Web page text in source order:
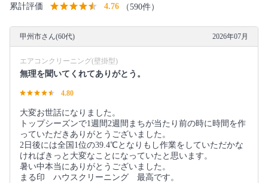
累計評価 4.76 （590件）
甲州市さん(60代) 2026年07月
エアコンクリーニング(壁掛型)
無理を聞いてくれてありがとう。
4.80
大変お世話になりました。
トップシーズンで1週間2週間まちが当たり前の時に時間を作
っていただきありがとうございました。
2日後には全国1位の39.4℃となりもし作業をしていただかな
ければきっと大変なことになっていたと思います。
暑い中本当にありがとうございました。
まる印 ハウスクリーニング 最高です。